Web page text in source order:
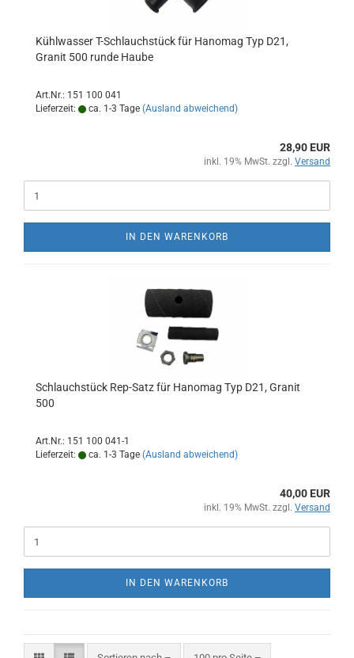
Kühlwasser T-Schlauchstück für Hanomag Typ D21,
Granit 500 runde Haube
Art.Nr.: 151 100 041
Lieferzeit:
ca. 1-3 Tage (Ausland abweichend)
28,90 EUR
inkl. 19% MwSt. zzgl. Versand
IN DEN WARENKORB
Schlauchstück Rep-Satz für Hanomag Typ D21, Granit
500
Art.Nr.: 151 100 041-1
Lieferzeit:
ca. 1-3 Tage (Ausland abweichend)
40,00 EUR
inkl. 19% MwSt. zzgl. Versand
IN DEN WARENKORB